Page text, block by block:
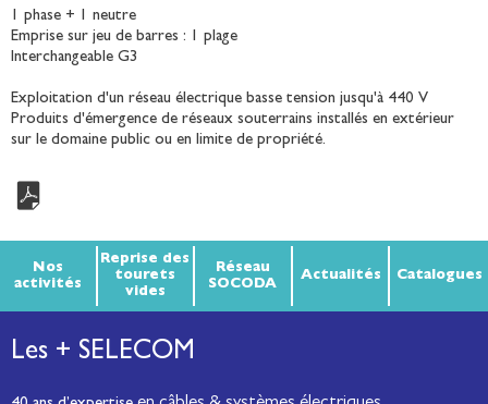
1 phase + 1 neutre
Emprise sur jeu de barres : 1 plage
Interchangeable G3
Exploitation d'un réseau électrique basse tension jusqu'à 440 V
Produits d'émergence de réseaux souterrains installés en extérieur
sur le domaine public ou en limite de propriété.
Nos
activités
Reprise des
tourets
vides
Réseau
SOCODA
Actualités Catalogues
Les + SELECOM